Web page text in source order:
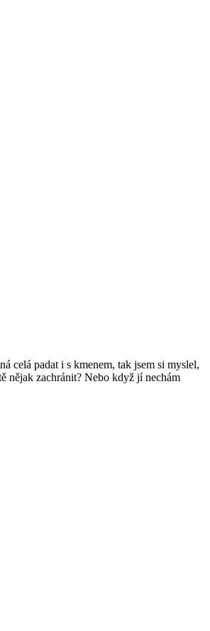
celá padat i s kmenem, tak jsem si myslel,
nějak zachránit? Nebo když jí nechám